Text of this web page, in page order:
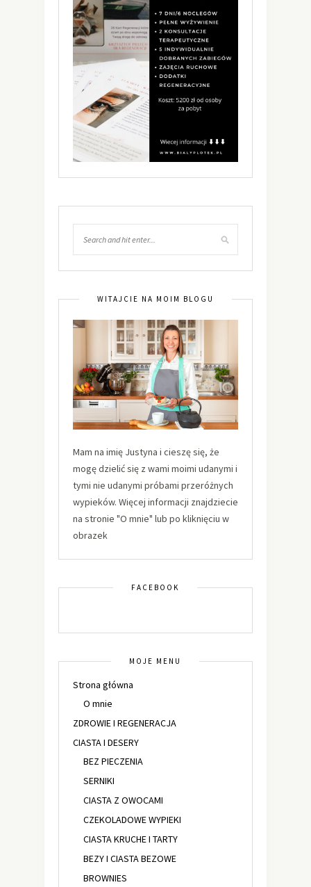
WITAJCIE NA MOIM BLOGU
Mam na imię Justyna i cieszę się, że
mogę dzielić się z wami moimi udanymi i
tymi nie udanymi próbami przeróżnych
wypieków. Więcej informacji znajdziecie
na stronie "O mnie" lub po kliknięciu w
obrazek
FACEBOOK
MOJE MENU
Strona główna
O mnie
ZDROWIE I REGENERACJA
CIASTA I DESERY
BEZ PIECZENIA
SERNIKI
CIASTA Z OWOCAMI
CZEKOLADOWE WYPIEKI
CIASTA KRUCHE I TARTY
BEZY I CIASTA BEZOWE
BROWNIES